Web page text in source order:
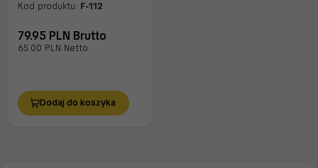
Kod produktu: F-112
79.95 PLN Brutto
65.00 PLN Netto
Dodaj do koszyka